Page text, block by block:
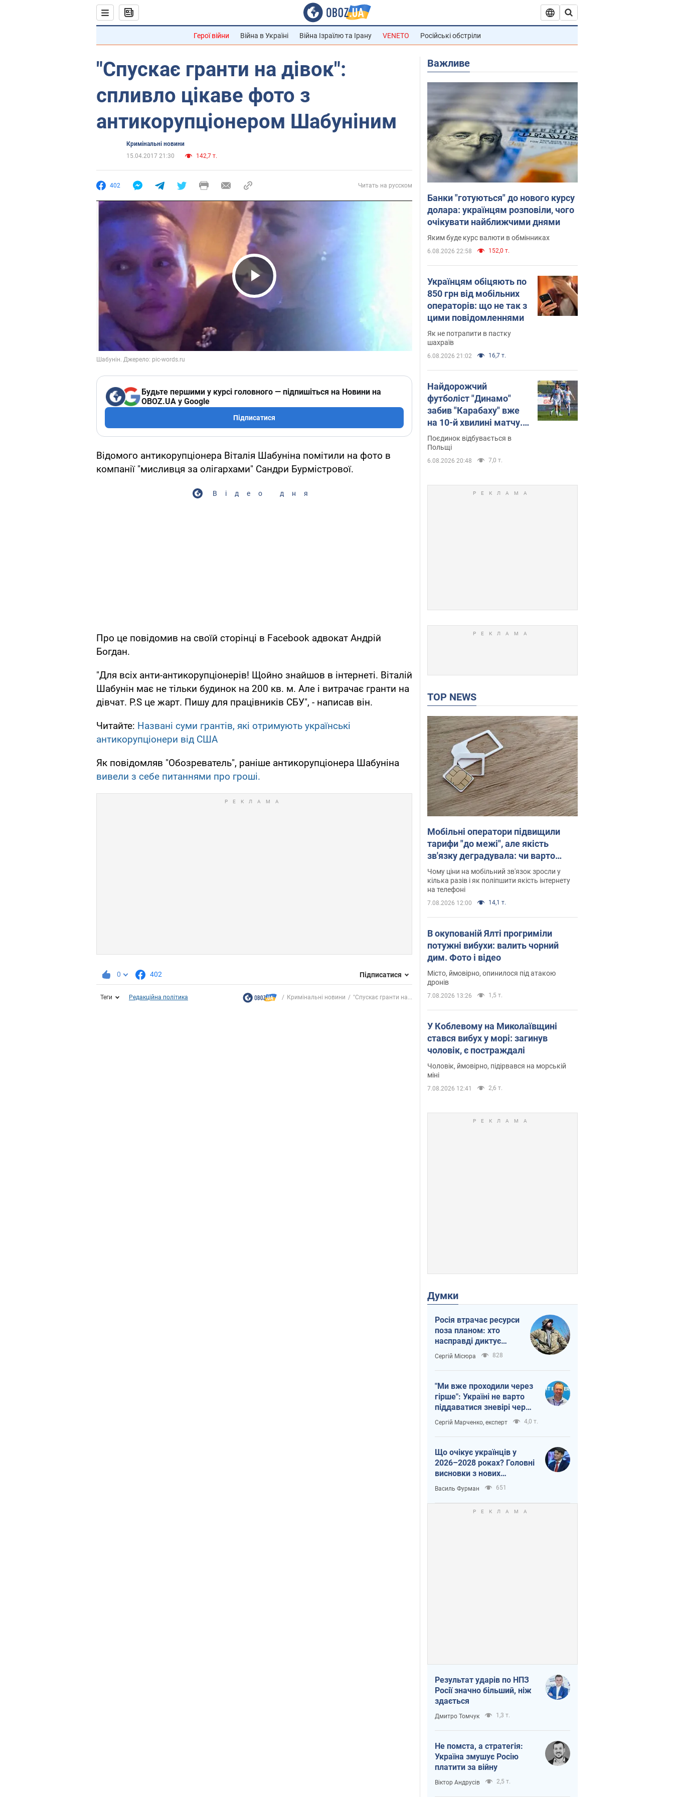
Герої війни Війна в Україні Війна Ізраїлю та Ірану VENETO Російські обстріли
"Спускає гранти на дівок":
спливло цікаве фото з
антикорупціонером Шабуніним
Кримінальні новини
15.04.2017 21:30
142,7 т.
402 Читать на русском
Play Video
Будьте першими у курсі головного — підпишіться на Новини на
OBOZ.UA у Google
Підписатися
Відомого антикорупціонера Віталія Шабуніна помітили на фото в
компанії "мисливця за олігархами" Сандри Бурмістрової.
Відео дня
Про це повідомив на своїй сторінці в Facebook адвокат Андрій
Богдан.
"Для всіх анти-антикорупціонерів! Щойно знайшов в інтернеті. Віталій
Шабунін має не тільки будинок на 200 кв. м. Але і витрачає гранти на
дівчат. P.S це жарт. Пишу для працівників СБУ", - написав він.
Читайте: Названі суми грантів, які отримують українські
антикорупціонери від США
Як повідомляв "Обозреватель", раніше антикорупціонера Шабуніна
вивели з себе питаннями про гроші.
0 402 Підписатися
Теги Редакційна політика Кримінальні новини "Спускає гранти на...
Важливе
Банки "готуються" до нового курсу
долара: українцям розповіли, чого
очікувати найближчими днями
Яким буде курс валюти в обмінниках
6.08.2026 22:58 152,0 т.
Українцям обіцяють по
850 грн від мобільних
операторів: що не так з
цими повідомленнями
Як не потрапити в пастку
шахраїв
6.08.2026 21:02 16,7 т.
Найдорожчий
футболіст "Динамо"
забив "Карабаху" вже
на 10-й хвилині матчу.
Відео
Поєдинок відбувається в
Польщі
6.08.2026 20:48 7,0 т.
TOP NEWS
Мобільні оператори підвищили
тарифи "до межі", але якість
зв'язку деградувала: чи варто
скаржитись на ціни
Чому ціни на мобільний зв'язок зросли у
кілька разів і як поліпшити якість інтернету
на телефоні
7.08.2026 12:00 14,1 т.
В окупованій Ялті прогриміли
потужні вибухи: валить чорний
дим. Фото і відео
Місто, ймовірно, опинилося під атакою
дронів
7.08.2026 13:26 1,5 т.
У Коблевому на Миколаївщині
стався вибух у морі: загинув
чоловік, є постраждалі
Чоловік, ймовірно, підірвався на морській
міні
7.08.2026 12:41 2,6 т.
Думки
Росія втрачає ресурси
поза планом: хто
насправді диктує
темп війни
Сергій Місюра 828
"Ми вже проходили через
гірше": Україні не варто
піддаватися зневірі через
ракетний терор
Сергій Марченко, експерт 4,0 т.
Що очікує українців у
2026–2028 роках? Головні
висновки з нових
прогнозів від НБУ
Василь Фурман 651
Результат ударів по НПЗ
Росії значно більший, ніж
здається
Дмитро Томчук 1,3 т.
Не помста, а стратегія:
Україна змушує Росію
платити за війну
Віктор Андрусів 2,5 т.